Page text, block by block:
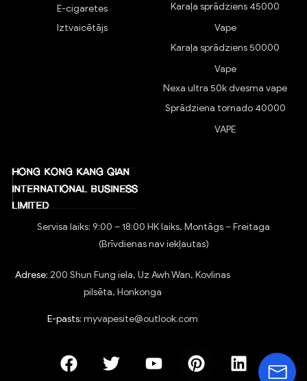
E-cigaretes
Iztvaicētājs
Karaļa sprādziens 45000
Vape
Karaļa sprādziens 50000
Vape
Nexa ultra 50k dvesma vape
Sprādziena tornado 40000
VAPE
Servisa laiks: 9:00 – 18:00 HK laiks, Montāgs – Freitaga
(Brīvdienas nav iekļautas)
Adrese: 200 Shun Fung iela, Uz Awh Wan, Kovlinas
pilsēta, Honkonga
E-pasts: myvapesite@outlook.com